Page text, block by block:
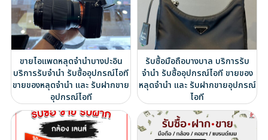
ขายไอแพดหลุดจำนำบางปะอิน
บริการรับจำนำ รับซื้ออุปกรณ์ไอที
ขายของหลุดจำนำ และ รับฝากขาย
อุปกรณ์ไอที
รับซื้อมือถือบางบาล บริการรับ
จำนำ รับซื้ออุปกรณ์ไอที ขายของ
หลุดจำนำ และ รับฝากขายอุปกรณ์
ไอที